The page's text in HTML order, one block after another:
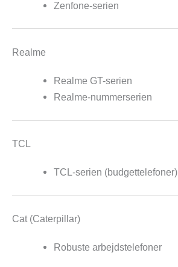
Zenfone-serien
Realme
Realme GT-serien
Realme-nummerserien
TCL
TCL-serien (budgettelefoner)
Cat (Caterpillar)
Robuste arbejdstelefoner